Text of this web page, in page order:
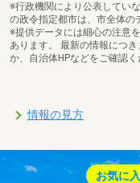
※行政機関により公表してい
の政令指定都市は、市全体の
※提供データには細心の注意
あります。 最新の情報につ
か、自治体HPなどをご確認く
情報の見方
お気に